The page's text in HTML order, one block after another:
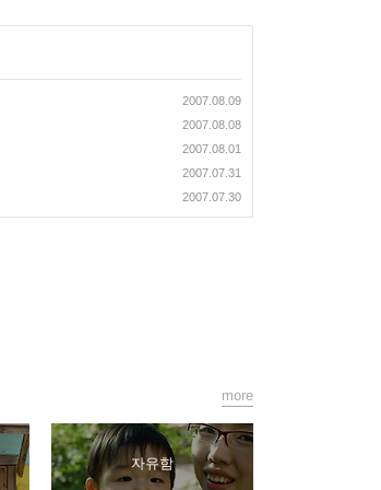
2007.08.09
2007.08.08
2007.08.01
2007.07.31
2007.07.30
자유함
more